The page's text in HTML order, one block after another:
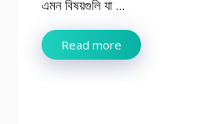
এমন বিষয়গুলি যা ...
Read more